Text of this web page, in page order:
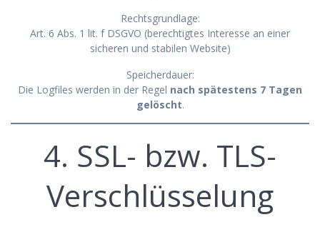
Rechtsgrundlage:
Art. 6 Abs. 1 lit. f DSGVO (berechtigtes Interesse an einer
sicheren und stabilen Website)
Speicherdauer:
Die Logfiles werden in der Regel nach spätestens 7 Tagen
gelöscht.
4. SSL- bzw. TLS-
Verschlüsselung